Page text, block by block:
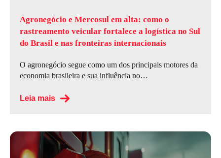
Agronegócio e Mercosul em alta: como o
rastreamento veicular fortalece a logística no Sul
do Brasil e nas fronteiras internacionais
O agronegócio segue como um dos principais motores da
economia brasileira e sua influência no…
Leia mais